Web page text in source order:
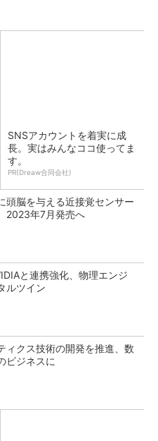
SNSアカウントを着実に成
長。実はみんなココ使ってま
す。
PR(Dreaw合同会社)
頭脳を与える近接覚センサー
2023年7月発売へ
と連携強化、物理エンジ
ルツイン
ィクス技術の開発を推進、数
ビジネスに